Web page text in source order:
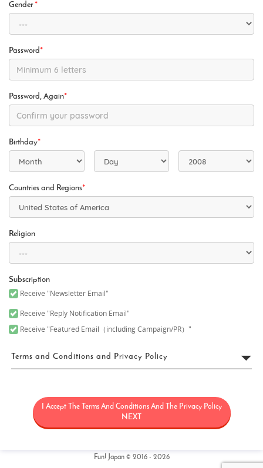
Gender *
Password*
Password, Again*
Birthday*
Countries and Regions*
Religion
Subscription
Receive "Newsletter Email"
Receive "Reply Notification Email"
Receive "Featured Email（including Campaign/PR）"
Terms and Conditions and Privacy Policy
「FUN! JAPAN」とは、日本に関する情報（観光・製品・サービス
など）を紹介することにより日本に対する関心を高めることを目
的として、Fun! Japanウェブサイト（理由の如何を問わず後日改定
含むサービス、本サイト上で提供されるサービス（情報提供及び
I Accept The Terms And Conditions And The Privacy Policy
NEXT
Fun! Japan © 2016 - 2026